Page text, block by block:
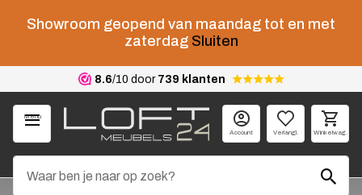
Showroom geopend van maandag tot en met
zaterdag Sluiten
8.6/10 door 739 klanten
Menu
Account Verlangl. Winkelwag.